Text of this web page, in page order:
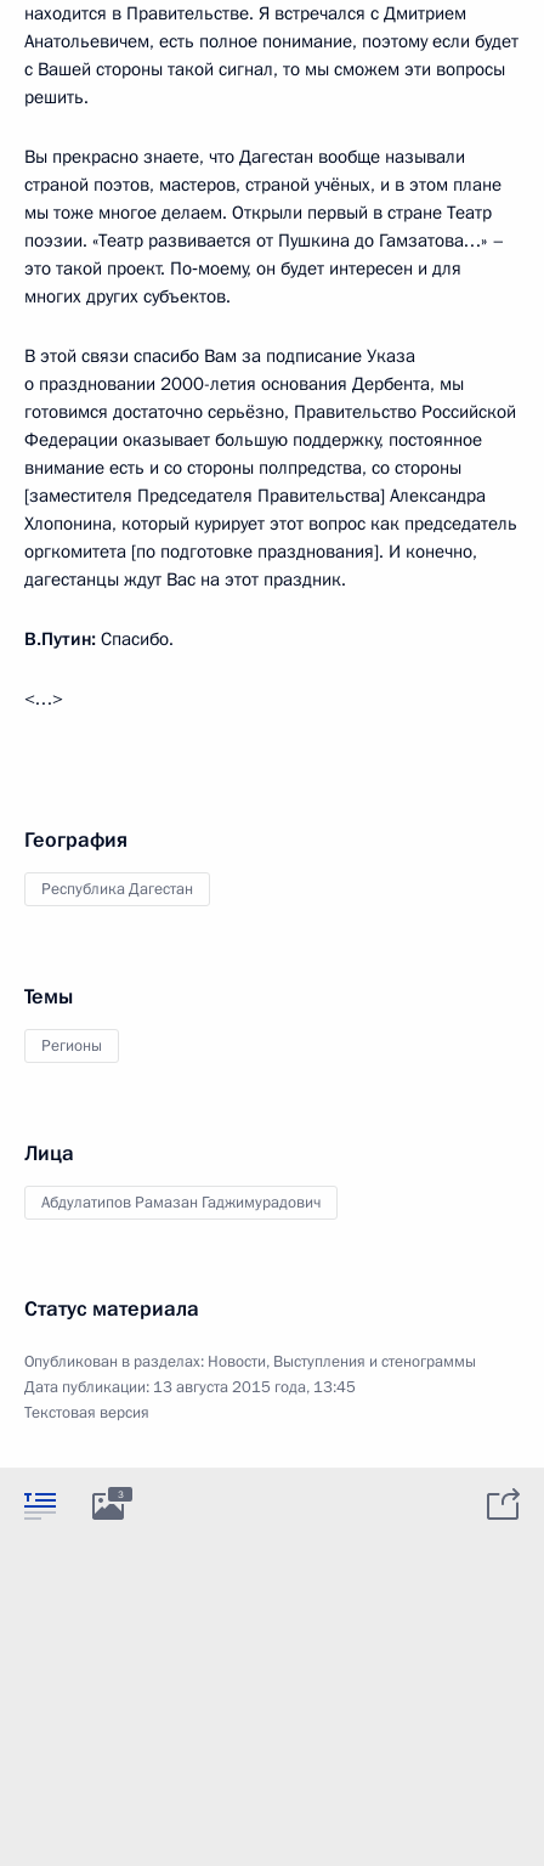
находится в Правительстве. Я встречался с Дмитрием
Анатольевичем, есть полное понимание, поэтому если будет
с Вашей стороны такой сигнал, то мы сможем эти вопросы
решить.
Вы прекрасно знаете, что Дагестан вообще называли
страной поэтов, мастеров, страной учёных, и в этом плане
мы тоже многое делаем. Открыли первый в стране Театр
поэзии. «Театр развивается от Пушкина до Гамзатова…» –
это такой проект. По‑моему, он будет интересен и для
многих других субъектов.
В этой связи спасибо Вам за подписание Указа
о праздновании 2000-летия основания Дербента, мы
готовимся достаточно серьёзно, Правительство Российской
Федерации оказывает большую поддержку, постоянное
внимание есть и со стороны полпредства, со стороны
[заместителя Председателя Правительства] Александра
Хлопонина, который курирует этот вопрос как председатель
оргкомитета [по подготовке празднования]. И конечно,
дагестанцы ждут Вас на этот праздник.
В.Путин: Спасибо.
<…>
География
Республика Дагестан
Темы
Регионы
Лица
Абдулатипов Рамазан Гаджимурадович
Статус материала
Опубликован в разделах: Новости, Выступления и стенограммы
Дата публикации: 13 августа 2015 года, 13:45
Текстовая версия
3